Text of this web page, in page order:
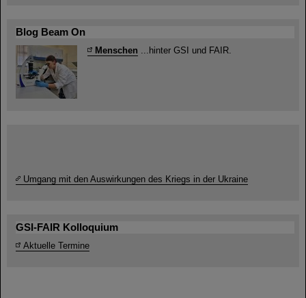
Blog Beam On
Menschen ...hinter GSI und FAIR.
Umgang mit den Auswirkungen des Kriegs in der Ukraine
GSI-FAIR Kolloquium
Aktuelle Termine